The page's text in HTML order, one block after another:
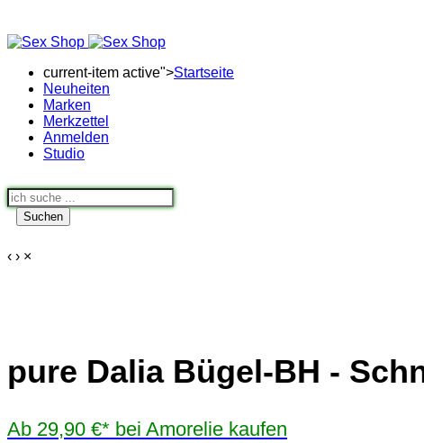
current-item active">Startseite
Neuheiten
Marken
Merkzettel
Anmelden
Studio
Suchen
‹ › ×
pure Dalia Bügel-BH -
Ab 29,90 €* bei Amorelie kaufen